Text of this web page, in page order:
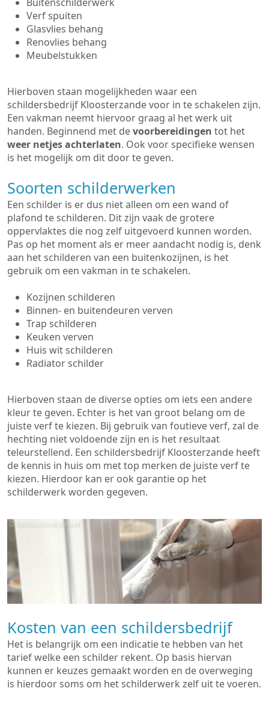
Verf spuiten
Glasvlies behang
Renovlies behang
Meubelstukken
Hierboven staan mogelijkheden waar een
schildersbedrijf Kloosterzande voor in te schakelen zijn.
Een vakman neemt hiervoor graag al het werk uit
handen. Beginnend met devoorbereidingen tot het
weer netjes achterlaten. Ook voor specifieke wensen
is het mogelijk om dit door te geven.
Soorten schilderwerken
Een schilder is er dus niet alleen om een wand of
plafond te schilderen. Dit zijn vaak de grotere
oppervlaktes die nog zelf uitgevoerd kunnen worden.
Pas op het moment als er meer aandacht nodig is, denk
aan het schilderen van een buitenkozijnen, is het
gebruik om een vakman in te schakelen.
Kozijnen schilderen
Binnen- en buitendeuren verven
Trap schilderen
Keuken verven
Huis wit schilderen
Radiator schilder
Hierboven staan de diverse opties om iets een andere
kleur te geven. Echter is het van groot belang om de
juiste verf te kiezen. Bij gebruik van foutieve verf, zal de
hechting niet voldoende zijn en is het resultaat
teleurstellend. Een schildersbedrijf Kloosterzande heeft
de kennis in huis om met top merken de juiste verf te
kiezen. Hierdoor kan er ook garantie op het
schilderwerk worden gegeven.
Kosten van een schildersbedrijf
Het is belangrijk om een indicatie te hebben van het
tarief welke een schilder rekent. Op basis hiervan
kunnen er keuzes gemaakt worden en de overweging
is hierdoor soms om het schilderwerk zelf uit te voeren.